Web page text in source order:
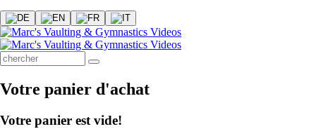
Votre panier d'achat
Votre panier est vide!